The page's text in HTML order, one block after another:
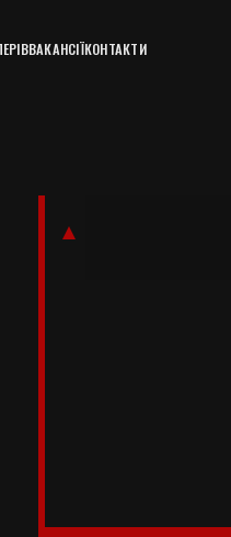
ВАКАНСІЇКОНТАКТИ